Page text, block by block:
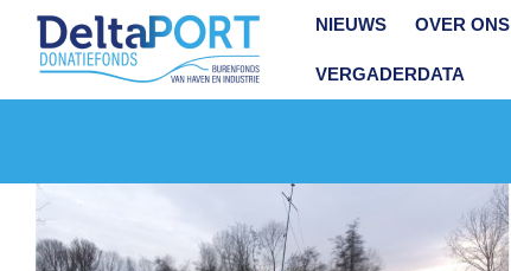
NIEUWS OVER ONS
VERGADERDATA